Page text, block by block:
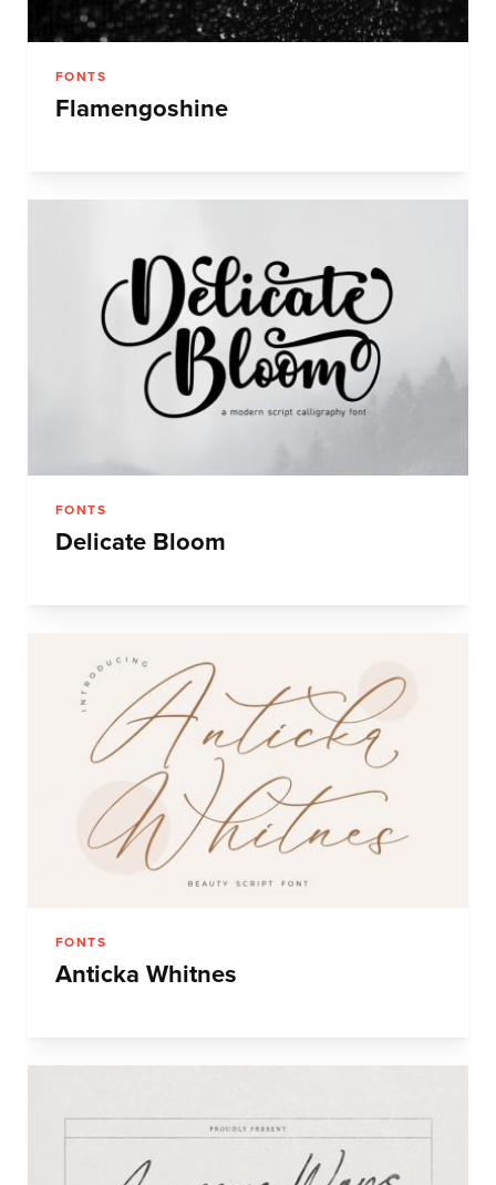
FONTS
Flamengoshine
FONTS
Delicate Bloom
FONTS
Anticka Whitnes